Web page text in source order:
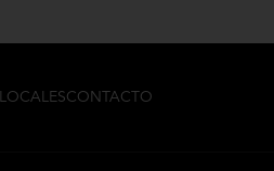
LOCALESCONTACTO